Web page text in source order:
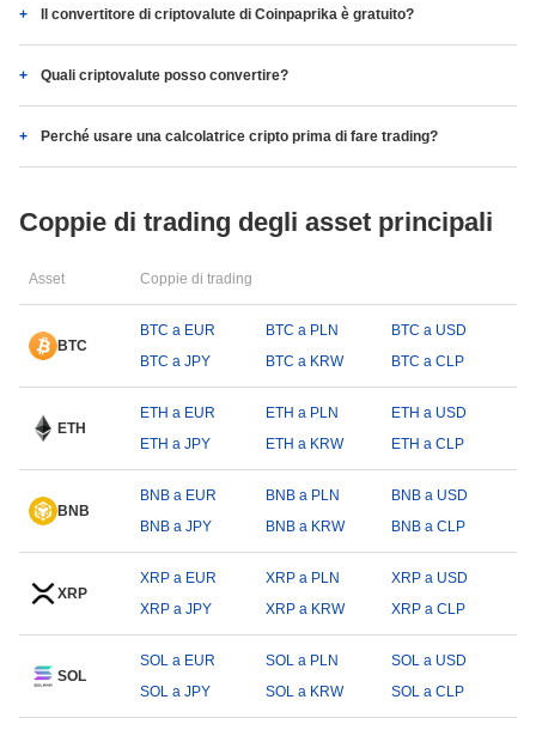
Il convertitore di criptovalute di Coinpaprika è gratuito?
Quali criptovalute posso convertire?
Perché usare una calcolatrice cripto prima di fare trading?
Coppie di trading degli asset principali
Asset Coppie di trading
BTC
BTC a EUR BTC a PLN
BTC a USD
BTC a JPY
BTC a KRW BTC a CLP
ETH
ETH a EUR ETH a PLN
ETH a USD
ETH a JPY
ETH a KRW ETH a CLP
BNB
BNB a EUR BNB a PLN
BNB a USD
BNB a JPY
BNB a KRW BNB a CLP
XRP
XRP a EUR XRP a PLN
XRP a USD
XRP a JPY
XRP a KRW XRP a CLP
SOL
SOL a EUR SOL a PLN
SOL a USD
SOL a JPY
SOL a KRW SOL a CLP